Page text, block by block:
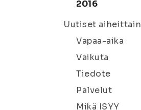
2016
Uutiset aiheittain
Vapaa-aika
Vaikuta
Tiedote
Palvelut
Mikä ISYY